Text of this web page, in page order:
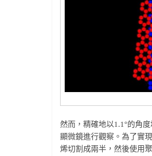
然而，精確地以1.1°的角
顯微鏡進行觀察。為了實
烯切割成兩半，然後使用